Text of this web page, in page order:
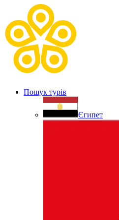
Пошук турів
Єгипет